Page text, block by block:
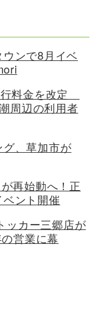
ウンで8月イベ
行料金を改定
周辺の利用者
、草加市が
再始動へ！正
ント開催
ッカー三郷店が
営業に幕